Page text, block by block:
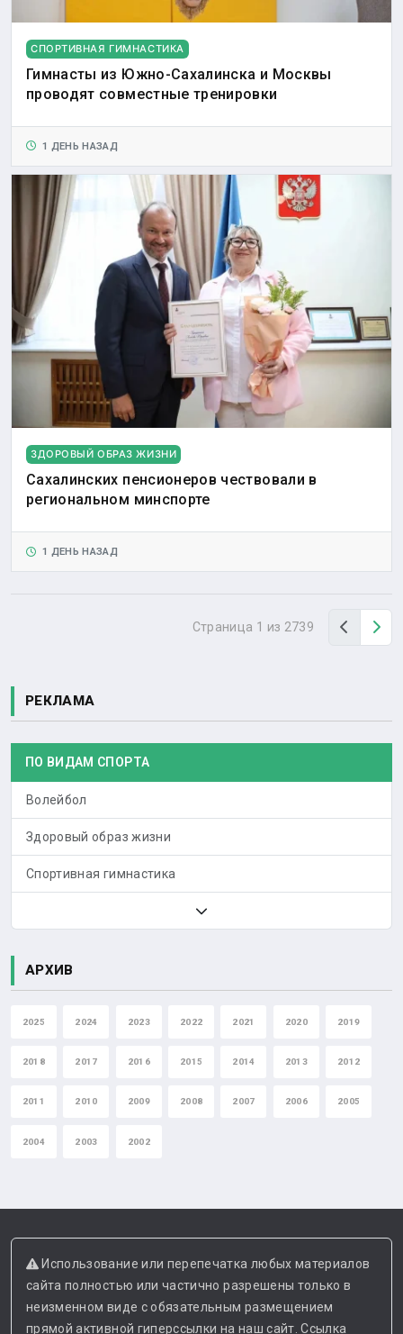
СПОРТИВНАЯ ГИМНАСТИКА
Гимнасты из Южно-Сахалинска и Москвы
проводят совместные тренировки
1 ДЕНЬ НАЗАД
ЗДОРОВЫЙ ОБРАЗ ЖИЗНИ
Сахалинских пенсионеров чествовали в
региональном минспорте
1 ДЕНЬ НАЗАД
Страница 1 из 2739 Назад
РЕКЛАМА
ПО ВИДАМ СПОРТА
Волейбол
Здоровый образ жизни
Спортивная гимнастика
АРХИВ
2025 2024 2023 2022 2021 2020 2019
2018 2017 2016 2015 2014 2013 2012
2011 2010 2009 2008 2007 2006 2005
2004 2003 2002
Использование или перепечатка любых материалов
сайта полностью или частично разрешены только в
неизменном виде с обязательным размещением
прямой активной гиперссылки на наш сайт. Ссылка